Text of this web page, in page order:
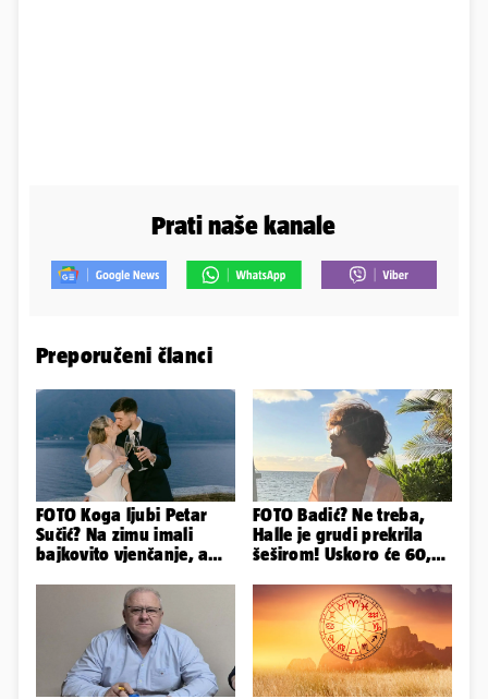
Prati naše kanale
Preporučeni članci
FOTO Koga ljubi Petar
Sučić? Na zimu imali
bajkovito vjenčanje, a
FOTO Badić? Ne treba,
Halle je grudi prekrila
šeširom! Uskoro će 60,